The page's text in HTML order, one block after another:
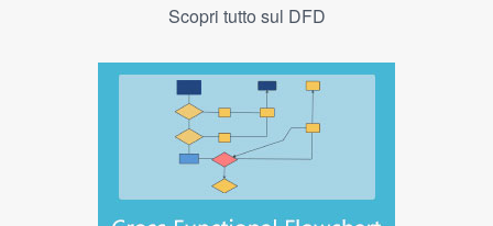
Scopri tutto sul DFD